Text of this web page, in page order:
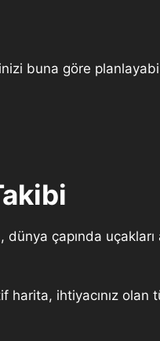
buna göre
dünya çapında
harita, ihtiyacınız olan